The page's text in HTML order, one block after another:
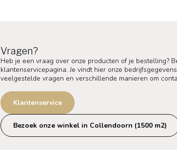
Vragen?
Heb je een vraag over onze producten of je bestelling?
klantenservicepagina. Je vindt hier onze
veelgestelde vragen en verschillende manieren om
Klantenservice
Bezoek onze winkel in Collendoorn (1500 m2)